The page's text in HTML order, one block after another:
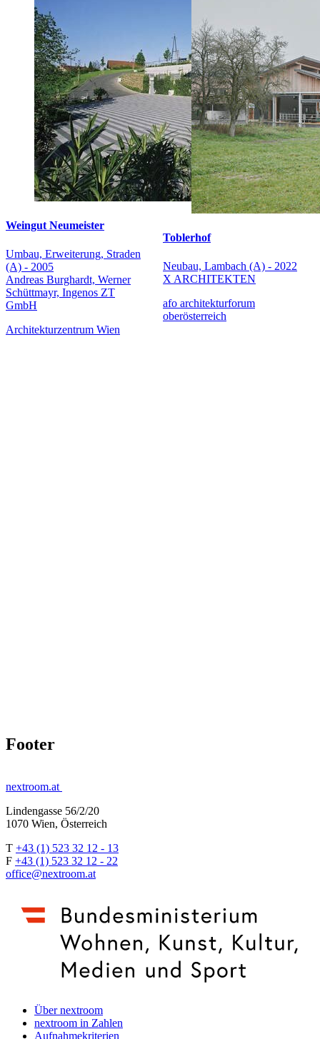
Weingut Neumeister
Umbau, Erweiterung, Straden
(A) - 2005
Andreas Burghardt, Werner
Schüttmayr, Ingenos ZT
GmbH
Architekturzentrum Wien
Toblerhof
Neubau, Lambach (A) - 2022
X ARCHITEKTEN
afo architekturforum
oberösterreich
Footer
nextroom.at
Lindengasse 56/2/20
1070 Wien, Österreich
T +43 (1) 523 32 12 - 13
F +43 (1) 523 32 12 - 22
office@nextroom.at
Über nextroom
nextroom in Zahlen
Aufnahmekriterien